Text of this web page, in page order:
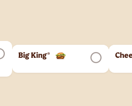
Big King®